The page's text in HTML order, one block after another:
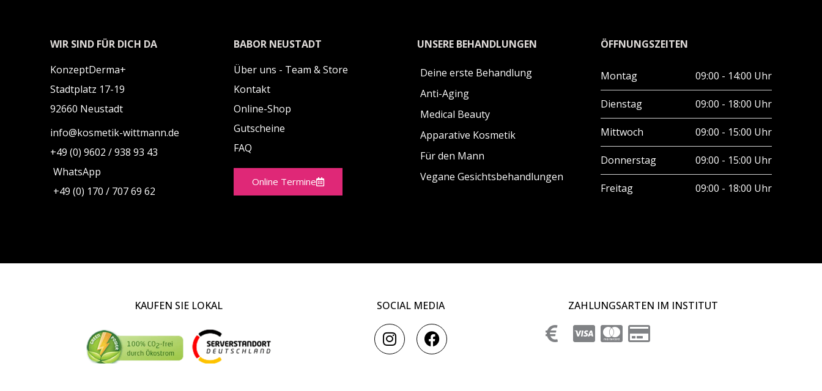
WIR SIND FÜR DICH DA
KonzeptDerma+
Stadtplatz 17-19
92660 Neustadt
info@kosmetik-wittmann.de
+49 (0) 9602 / 938 93 43
WhatsApp
+49 (0) 170 / 707 69 62
BABOR NEUSTADT
Über uns - Team & Store
Kontakt
Online-Shop
Gutscheine
FAQ
Online Termine
UNSERE BEHANDLUNGEN
Deine erste Behandlung
Anti-Aging
Medical Beauty
Apparative Kosmetik
Für den Mann
Vegane Gesichtsbehandlungen
ÖFFNUNGSZEITEN
Montag 09:00 - 14:00 Uhr
Dienstag 09:00 - 18:00 Uhr
Mittwoch 09:00 - 15:00 Uhr
Donnerstag 09:00 - 15:00 Uhr
Freitag 09:00 - 18:00 Uhr
KAUFEN SIE LOKAL SOCIAL MEDIA
I
n
s
F
a
c
ZAHLUNGSARTEN IM INSTITUT